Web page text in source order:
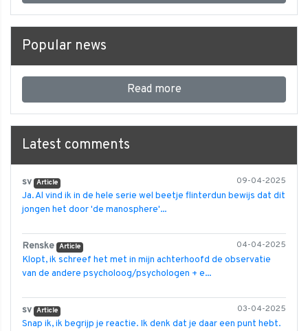
Popular news
Read more
Latest comments
09-04-2025
sv Article
Ja. Al vind ik in de hele serie wel beetje flinterdun bewijs dat dit
jongen het door 'de manosphere'...
04-04-2025
Renske Article
Klopt, ik schreef het met in mijn achterhoofd de observatie
van de andere psycholoog/psychologen + e...
03-04-2025
sv Article
Snap ik, ik begrijp je reactie. Ik denk dat je daar een punt hebt.